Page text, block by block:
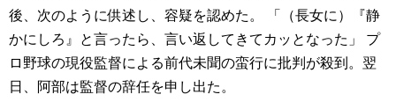
後、次のように供述し、容疑を認めた。 「（長女に）『静
かにしろ』と言ったら、言い返してきてカッとなった」 プ
ロ野球の現役監督による前代未聞の蛮行に批判が殺到。翌
日、阿部は監督の辞任を申し出た。